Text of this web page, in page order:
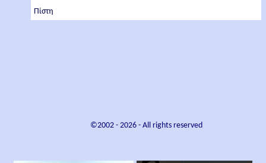
Πίστη
©2002 - 2026- All rights reserved